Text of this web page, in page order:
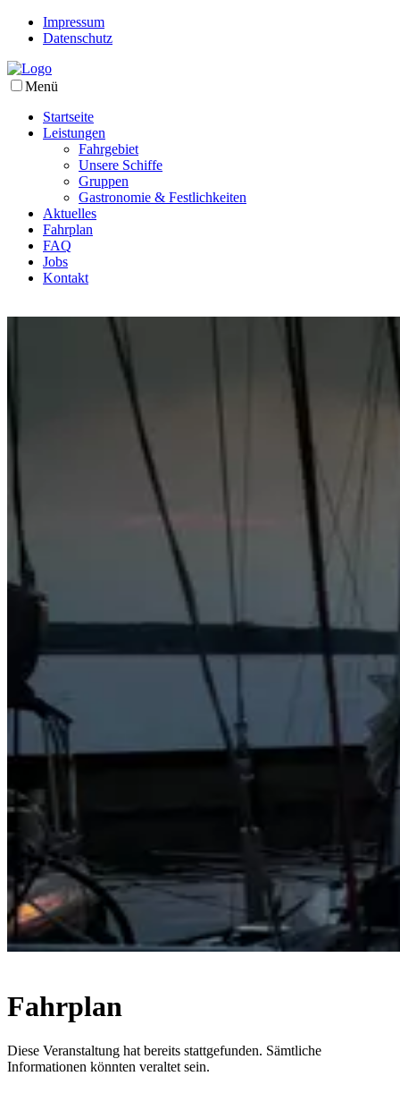
Impressum
Datenschutz
Menü
Startseite
Leistungen
Fahrgebiet
Unsere Schiffe
Gruppen
Gastronomie & Festlichkeiten
Aktuelles
Fahrplan
FAQ
Jobs
Kontakt
Fahrplan
Diese Veranstaltung hat bereits stattgefunden. Sämtliche
Informationen könnten veraltet sein.